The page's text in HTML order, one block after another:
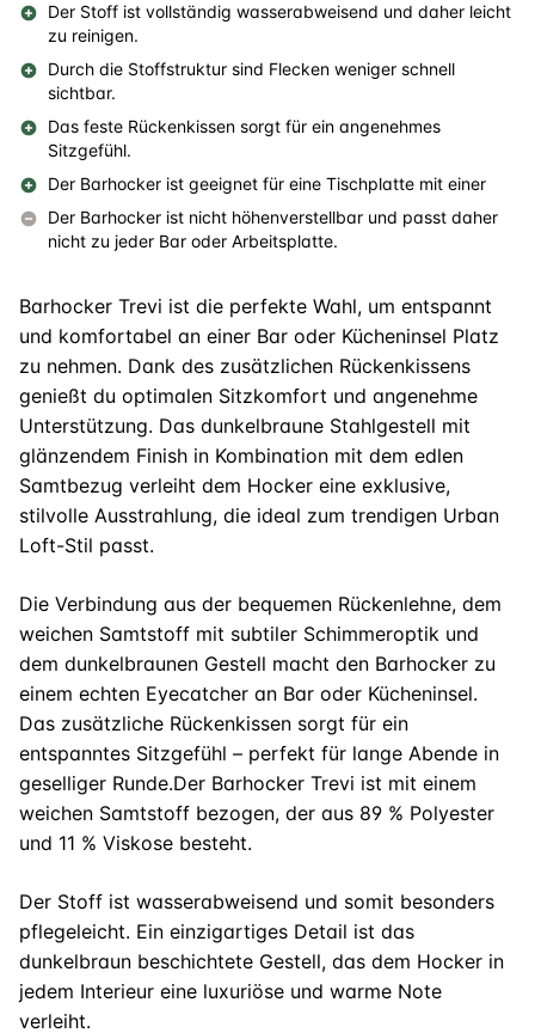
Der Stoff ist vollständig wasserabweisend und daher leicht
zu reinigen.
Durch die Stoffstruktur sind Flecken weniger schnell
sichtbar.
Das feste Rückenkissen sorgt für ein angenehmes
Sitzgefühl.
Der Barhocker ist geeignet für eine Tischplatte mit einer
Der Barhocker ist nicht höhenverstellbar und passt daher
nicht zu jeder Bar oder Arbeitsplatte.
Barhocker Trevi ist die perfekte Wahl, um entspannt
und komfortabel an einer Bar oder Kücheninsel Platz
zu nehmen. Dank des zusätzlichen Rückenkissens
genießt du optimalen Sitzkomfort und angenehme
Unterstützung. Das dunkelbraune Stahlgestell mit
glänzendem Finish in Kombination mit dem edlen
Samtbezug verleiht dem Hocker eine exklusive,
stilvolle Ausstrahlung, die ideal zum trendigen Urban
Loft-Stil passt.
Die Verbindung aus der bequemen Rückenlehne, dem
weichen Samtstoff mit subtiler Schimmeroptik und
dem dunkelbraunen Gestell macht den Barhocker zu
einem echten Eyecatcher an Bar oder Kücheninsel.
Das zusätzliche Rückenkissen sorgt für ein
entspanntes Sitzgefühl – perfekt für lange Abende in
geselliger Runde.Der Barhocker Trevi ist mit einem
weichen Samtstoff bezogen, der aus 89 % Polyester
und 11 % Viskose besteht.
Der Stoff ist wasserabweisend und somit besonders
pflegeleicht. Ein einzigartiges Detail ist das
dunkelbraun beschichtete Gestell, das dem Hocker in
jedem Interieur eine luxuriöse und warme Note
verleiht.